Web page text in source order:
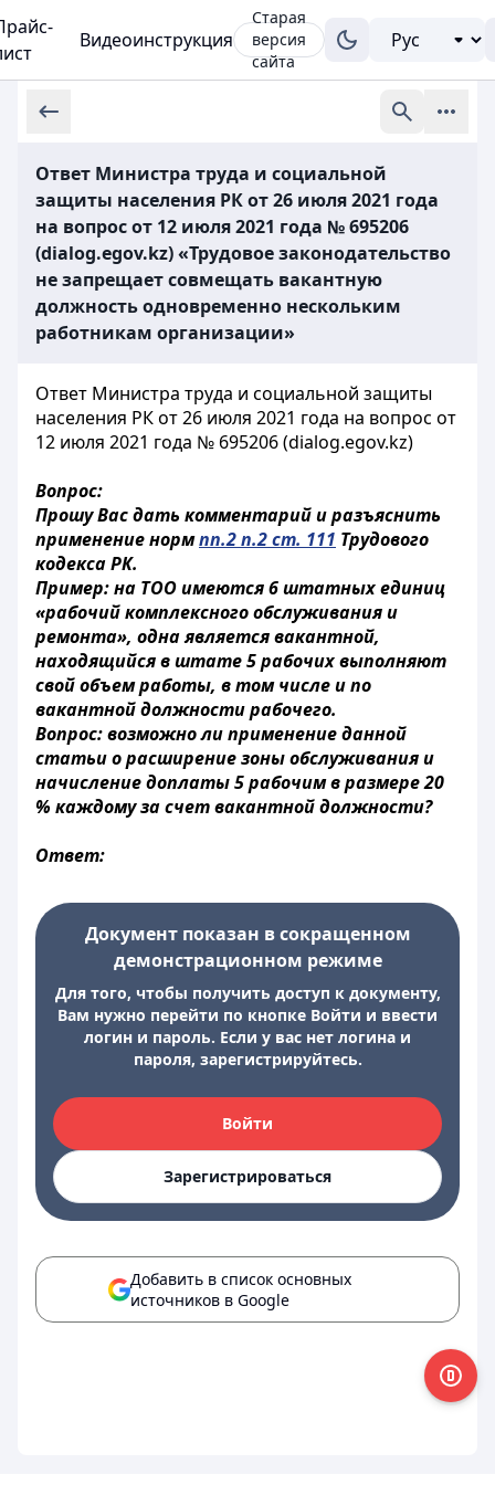
Видеоинструкция
Старая
версия
сайта
Ответ Министра труда и социальной
защиты населения РК от 26 июля 2021 года
на вопрос от 12 июля 2021 года № 695206
(dialog.egov.kz) «Трудовое законодательство
не запрещает совмещать вакантную
должность одновременно нескольким
работникам организации»
Ответ Министра труда и социальной защиты
населения РК от 26 июля 2021 года на вопрос от
12 июля 2021 года № 695206 (dialog.egov.kz)
Вопрос:
Прошу Вас дать комментарий и разъяснить
применение нормпп.2 п.2 ст. 111 Трудового
кодекса РК.
Пример: на ТОО имеются 6 штатных единиц
«рабочий комплексного обслуживания и
ремонта», одна является вакантной,
находящийся в штате 5 рабочих выполняют
свой объем работы, в том числе и по
вакантной должности рабочего.
Вопрос: возможно ли применение данной
статьи о расширение зоны обслуживания и
начисление доплаты 5 рабочим в размере 20
% каждому за счет вакантной должности?
Ответ:
Документ показан в сокращенном
демонстрационном режиме
Для того, чтобы получить доступ к документу,
Вам нужно перейти по кнопке Войти и ввести
логин и пароль. Если у вас нет логина и
пароля, зарегистрируйтесь.
Войти
Зарегистрироваться
Добавить в список основных
источников в Google